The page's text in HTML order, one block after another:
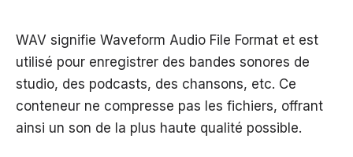
WAV signifie Waveform Audio File Format et est
utilisé pour enregistrer des bandes sonores de
studio, des podcasts, des chansons, etc. Ce
conteneur ne compresse pas les fichiers, offrant
ainsi un son de la plus haute qualité possible.